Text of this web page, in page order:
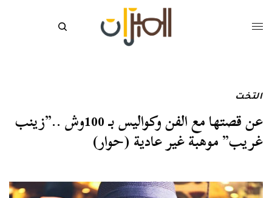
التخت
عن قصتها مع الفن وكواليس بـ 100وش ..”زينب
غريب” موهبة غير عادية (حوار)